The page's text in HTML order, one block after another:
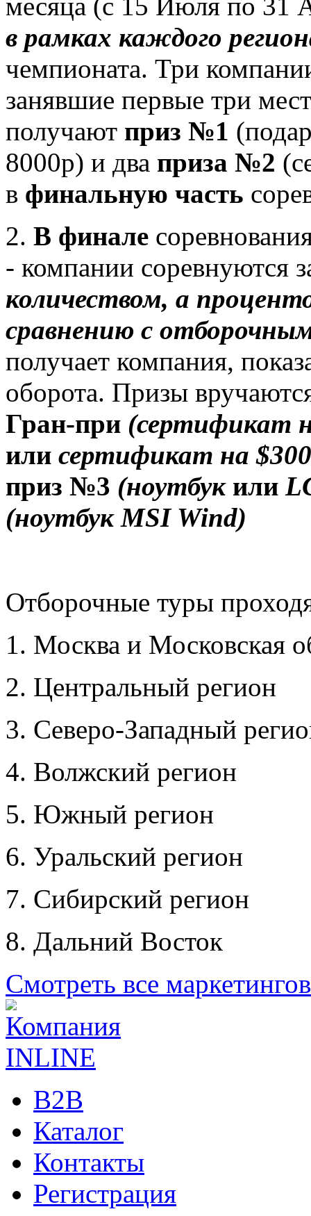
в рамках каждого
чемпионата. Три
занявшие первые три
получают приз №1
8000р) и два приза №2
в финальную часть
2. В финале
- компании соревнуются
количеством, а
сравнению с
получает компания,
оборота. Призы
Гран-при (сертификат
или сертификат на
приз №3 (ноутбукили
(ноутбук MSI Wind)
Отборочные туры
1. Москва и Московская
2. Центральный регион
3. Северо-Западный
4. Волжский регион
5. Южный регион
6. Уральский регион
7. Сибирский регион
8. Дальний Восток
Смотреть все
B2B
Каталог
Контакты
Регистрация